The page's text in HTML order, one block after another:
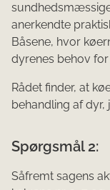
anerkendte
Båsene, hvor
dyrenes behov
Rådet finder, at
behandling af dyr,
Spørgsmål 2:
Såfremt sagens